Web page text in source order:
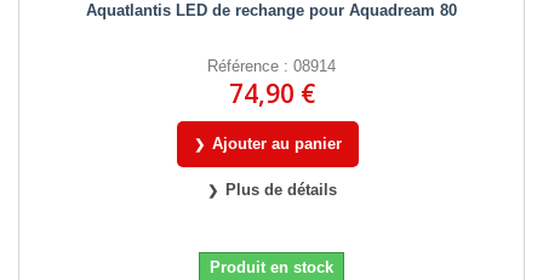
Aquatlantis LED de rechange pour Aquadream 80
Référence : 08914
74,90 €
Ajouter au panier
Plus de détails
Produit en stock